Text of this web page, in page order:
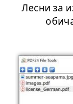
Лесни за